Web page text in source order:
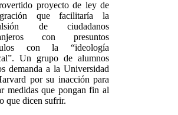
proyecto de ley de
que facilitaría la
de ciudadanos
con presuntos
con la “ideología
Un grupo de alumnos
demanda a la Universidad
por su inacción para
medidas que pongan fin al
que dicen sufrir.